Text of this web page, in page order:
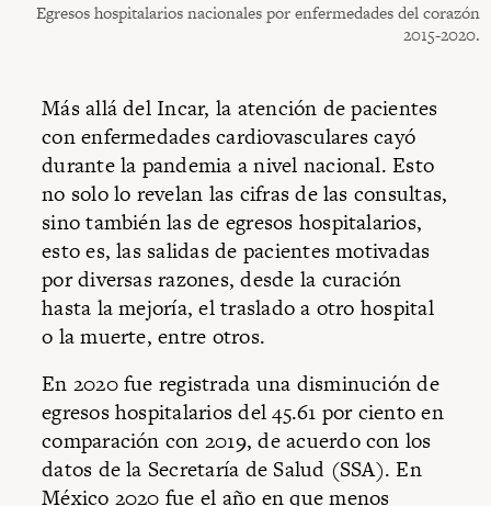
Egresos hospitalarios nacionales por enfermedades del corazón
2015-2020.
Más allá del Incar, la atención de pacientes
con enfermedades cardiovasculares cayó
durante la pandemia a nivel nacional. Esto
no solo lo revelan las cifras de las consultas,
sino también las de egresos hospitalarios,
esto es, las salidas de pacientes motivadas
por diversas razones, desde la curación
hasta la mejoría, el traslado a otro hospital
o la muerte, entre otros.
En 2020 fue registrada una disminución de
egresos hospitalarios del 45.61 por ciento en
comparación con 2019, de acuerdo con los
datos de la Secretaría de Salud (SSA). En
México 2020 fue el año en que menos